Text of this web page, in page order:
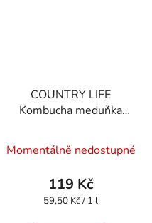
COUNTRY LIFE
Kombucha meduňka
Momentálně nedostupné
119 Kč
Měrná
59,50 Kč / 1 l